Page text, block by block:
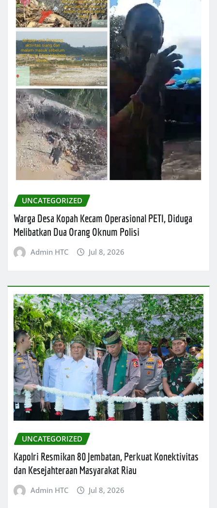
UNCATEGORIZED
Warga Desa Kopah Kecam Operasional PETI, Diduga
Melibatkan Dua Orang Oknum Polisi
Admin HTC Jul 8, 2026
UNCATEGORIZED
Kapolri Resmikan 80 Jembatan, Perkuat Konektivitas
dan Kesejahteraan Masyarakat Riau
Admin HTC Jul 8, 2026